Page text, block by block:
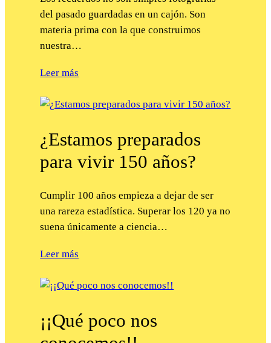
del pasado guardadas en un cajón. Son
materia prima con la que construimos
nuestra…
Leer más
¿Estamos preparados
para vivir 150 años?
Cumplir 100 años empieza a dejar de ser
una rareza estadística. Superar los 120 ya no
suena únicamente a ciencia…
Leer más
¡¡Qué poco nos